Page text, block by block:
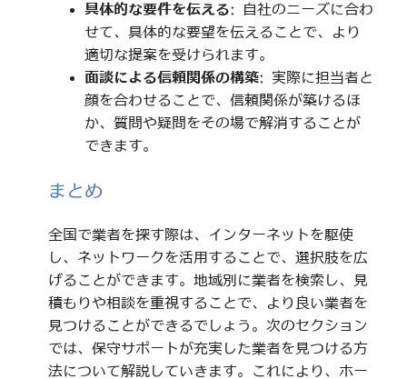
具体的な要件を伝える: 自社のニーズに合わ
せて、具体的な要望を伝えることで、より
適切な提案を受けられます。
面談による信頼関係の構築: 実際に担当者と
顔を合わせることで、信頼関係が築けるほ
か、質問や疑問をその場で解消することが
できます。
まとめ
全国で業者を探す際は、インターネットを駆使
し、ネットワークを活用することで、選択肢を広
げることができます。地域別に業者を検索し、見
積もりや相談を重視することで、より良い業者を
見つけることができるでしょう。次のセクション
では、保守サポートが充実した業者を見つける方
法について解説していきます。これにより、ホー